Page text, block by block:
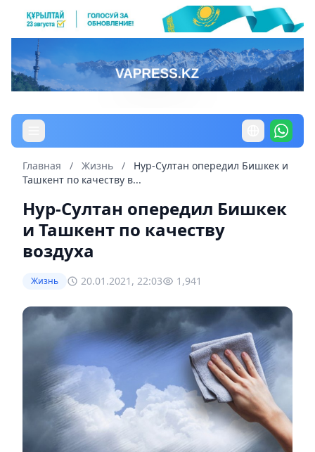
Главная / Жизнь /
Нур-Султан опередил Бишкек и
Ташкент по качеству в...
Нур-Султан опередил Бишкек
и Ташкент по качеству
воздуха
Жизнь 20.01.2021, 22:03 1,941